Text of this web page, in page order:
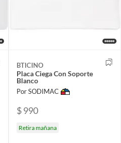
BTICINO
Placa Ciega Con Soporte
Blanco
Por SODIMAC
$ 990
Retira mañana